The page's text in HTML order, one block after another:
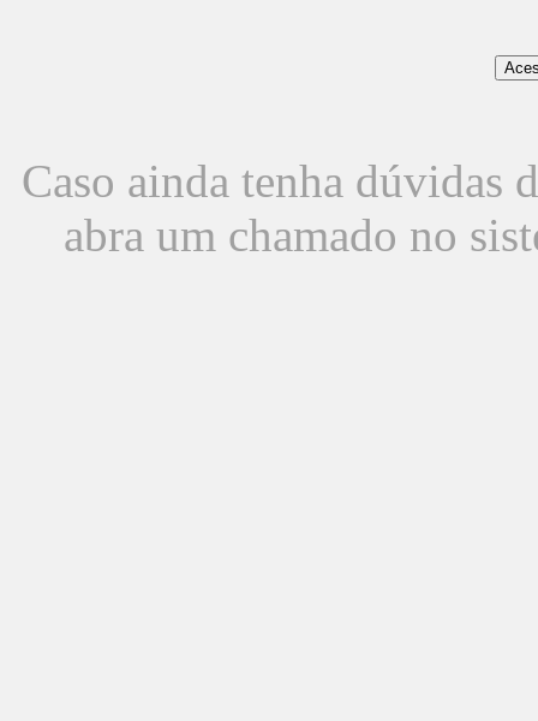
Caso ainda tenha dúvidas
abra um chamado no